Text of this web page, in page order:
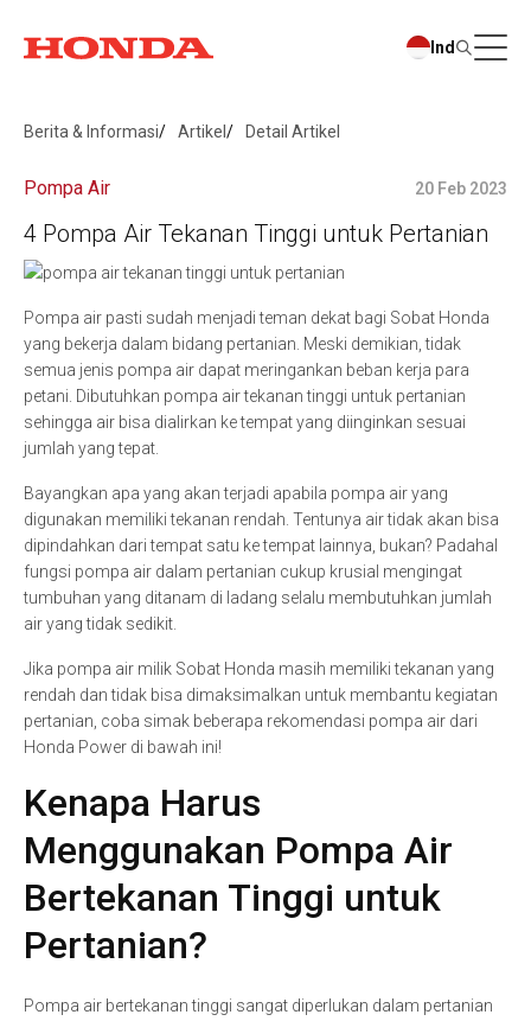
Ind
Berita & Informasi Artikel Detail Artikel
Pompa Air 20 Feb 2023
4 Pompa Air Tekanan Tinggi untuk Pertanian
Pompa air pasti sudah menjadi teman dekat bagi Sobat Honda
yang bekerja dalam bidang pertanian. Meski demikian, tidak
semua jenis pompa air dapat meringankan beban kerja para
petani. Dibutuhkan pompa air tekanan tinggi untuk pertanian
sehingga air bisa dialirkan ke tempat yang diinginkan sesuai
jumlah yang tepat.
Bayangkan apa yang akan terjadi apabila pompa air yang
digunakan memiliki tekanan rendah. Tentunya air tidak akan bisa
dipindahkan dari tempat satu ke tempat lainnya, bukan? Padahal
fungsi pompa air dalam pertanian cukup krusial mengingat
tumbuhan yang ditanam di ladang selalu membutuhkan jumlah
air yang tidak sedikit.
Jika pompa air milik Sobat Honda masih memiliki tekanan yang
rendah dan tidak bisa dimaksimalkan untuk membantu kegiatan
pertanian, coba simak beberapa rekomendasi pompa air dari
Honda Power di bawah ini!
Kenapa Harus
Menggunakan Pompa Air
Bertekanan Tinggi untuk
Pertanian?
Pompa air bertekanan tinggi sangat diperlukan dalam pertanian